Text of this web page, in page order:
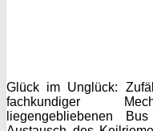
Glück im Unglück:
fachkundiger
liegengebliebenen